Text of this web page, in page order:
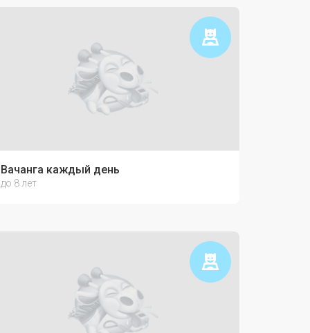
с ребёнком
Вачанга каждый день
до 8 лет